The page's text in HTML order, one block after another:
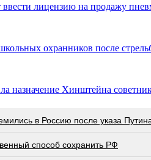
ввести лицензию на продажу
охранников после
назначение Хинштейна
в Россию после указа
способ сохранить РФ